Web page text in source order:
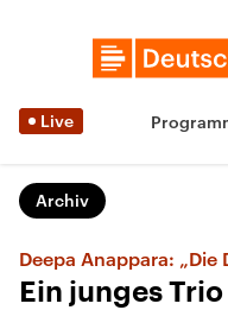
Live
Archiv
Deepa Anappara:
Ein junges